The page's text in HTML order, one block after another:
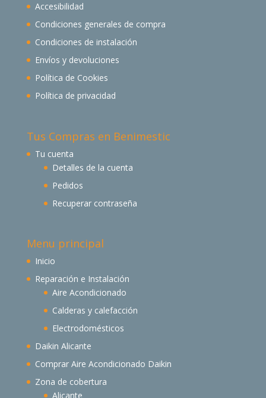
Accesibilidad
Condiciones generales de compra
Condiciones de instalación
Envíos y devoluciones
Política de Cookies
Política de privacidad
Tus Compras en Benimestic
Tu cuenta
Detalles de la cuenta
Pedidos
Recuperar contraseña
Menu principal
Inicio
Reparación e Instalación
Aire Acondicionado
Calderas y calefacción
Electrodomésticos
Daikin Alicante
Comprar Aire Acondicionado Daikin
Zona de cobertura
Alicante